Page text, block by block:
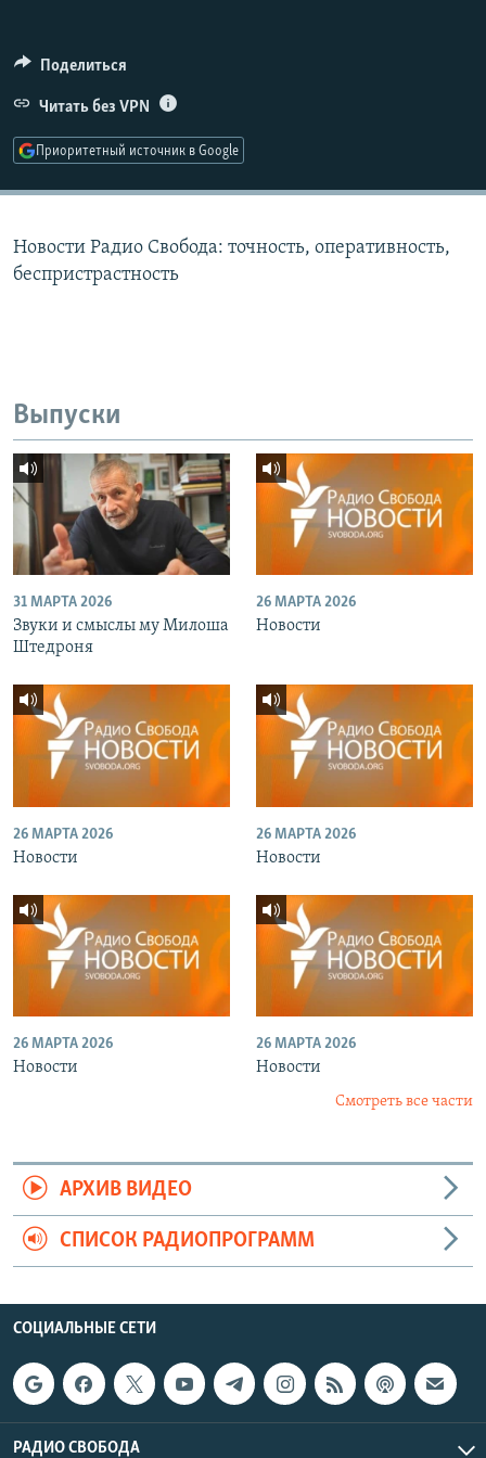
ПОДПИШИТЕСЬ НА РАССЫЛКУ
СОЦИАЛЬНЫЕ СЕТИ
Поделиться
Читать без VPN
Приоритетный источник в Google
Новости Радио Свобода: точность, оперативность,
беспристрастность
Выпуски
31 МАРТА 2026
Звуки и смыслы му Милоша
Штедроня
26 МАРТА 2026
Новости
26 МАРТА 2026
Новости
26 МАРТА 2026
Новости
26 МАРТА 2026
Новости
26 МАРТА 2026
Новости
Смотреть все части
АРХИВ ВИДЕО
СПИСОК РАДИОПРОГРАММ
СОЦИАЛЬНЫЕ СЕТИ
РАДИО СВОБОДА